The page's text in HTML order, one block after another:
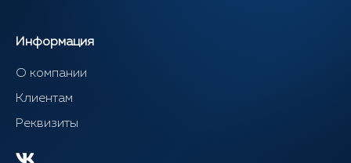
Информация
О компании
Клиентам
Реквизиты